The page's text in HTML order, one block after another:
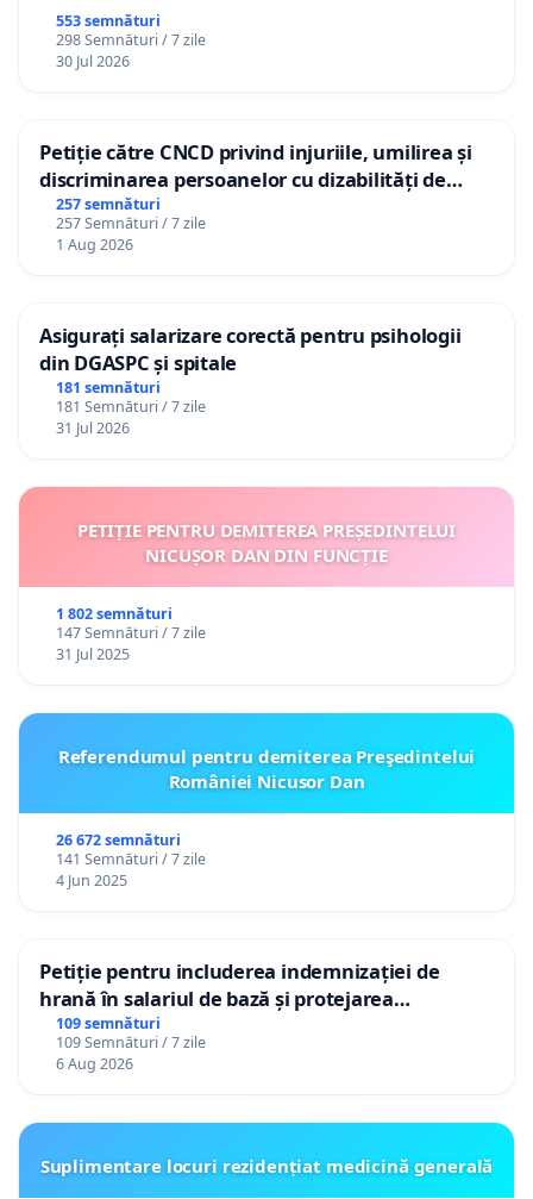
553 semnături
298 Semnături / 7 zile
30 Jul 2026
Petiție către CNCD privind injuriile, umilirea și
discriminarea persoanelor cu dizabilități de
către utilizatorul TikTok „Gorici”
257 semnături
257 Semnături / 7 zile
1 Aug 2026
Asigurați salarizare corectă pentru psihologii
din DGASPC și spitale
181 semnături
181 Semnături / 7 zile
31 Jul 2026
PETIȚIE PENTRU DEMITEREA PREȘEDINTELUI
NICUȘOR DAN DIN FUNCȚIE
1 802 semnături
147 Semnături / 7 zile
31 Jul 2025
Referendumul pentru demiterea Preşedintelui
României Nicusor Dan
26 672 semnături
141 Semnături / 7 zile
4 Jun 2025
Petiție pentru includerea indemnizației de
hrană în salariul de bază și protejarea
gradațiilor de vechime pentru asistenții
personali
109 semnături
109 Semnături / 7 zile
6 Aug 2026
Suplimentare locuri rezidențiat medicină generală